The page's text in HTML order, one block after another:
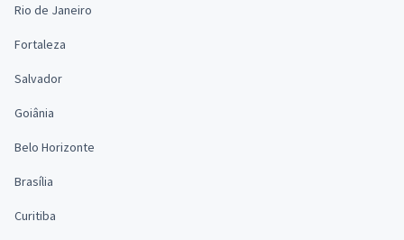
Rio de Janeiro
Fortaleza
Salvador
Goiânia
Belo Horizonte
Brasília
Curitiba